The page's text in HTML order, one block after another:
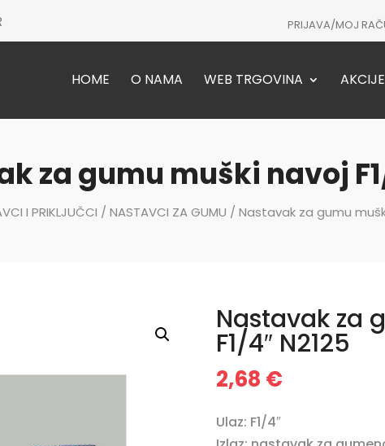
PRIJAVA/MOJ
HOME O NAMA WEB TRGOVINA AKCIJE
za gumu muški navoj
I PRIKLJUČCI / NASTAVCI ZA GUMU / Nastavak za gumu
Nastavak za
F1/4″ N2125
2,68 €
Ulaz: F1/4″